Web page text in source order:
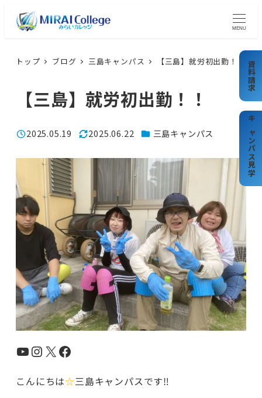
MENU
トップ ブログ 三島キャンパス 【三島】就労初出勤！！
【三島】就労初出勤！！
投稿日
2025.05.19
更新日
2025.06.22 カテゴリー
三島キャンパス
YouTube
Instagram
X Facebook
こんにちは☆三島キャンパスです‼️
資料請求
キャンパス見学